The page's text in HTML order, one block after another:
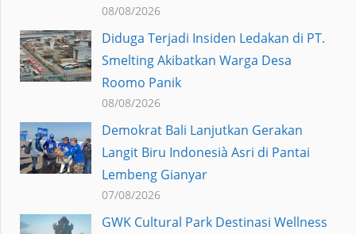
08/08/2026
Diduga Terjadi Insiden Ledakan di PT.
Smelting Akibatkan Warga Desa
Roomo Panik
08/08/2026
Demokrat Bali Lanjutkan Gerakan
Langit Biru Indonesià Asri di Pantai
Lembeng Gianyar
07/08/2026
GWK Cultural Park Destinasi Wellness